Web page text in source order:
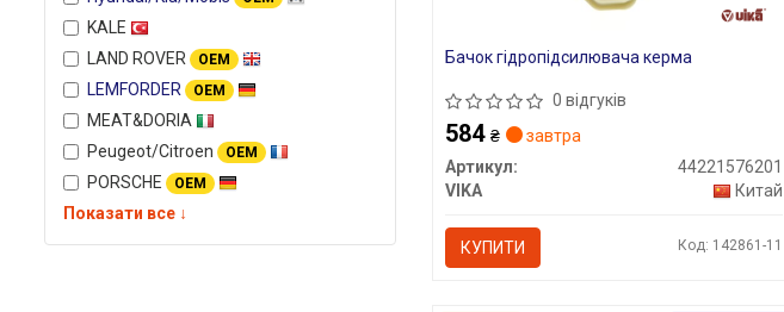
KALE
LAND ROVER
OEM
LEMFORDER OEM
MEAT&DORIA
Peugeot/Citroen
OEM
PORSCHE OEM
Показати все ↓
Бачок гідропідсилювача керма
0 відгуків
584 ₴
завтра
Артикул:
44221576201
VIKA
Китай
КУПИТИ Код: 142861-11